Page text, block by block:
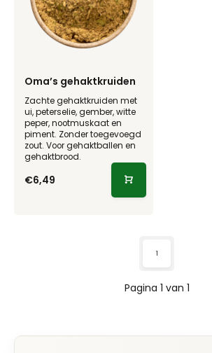
Oma’s gehaktkruiden
Zachte gehaktkruiden met
ui, peterselie, gember, witte
peper, nootmuskaat en
piment. Zonder toegevoegd
zout. Voor gehaktballen en
gehaktbrood.
€6,49
Pagina 1 van 1
1